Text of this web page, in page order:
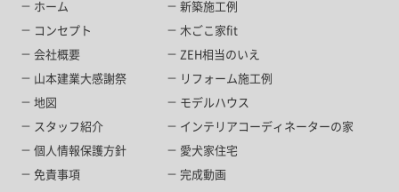
ホーム
コンセプト
会社概要
山本建業大感謝祭
地図
スタッフ紹介
個人情報保護方針
免責事項
新築施工例
木ごこ家fit
ZEH相当のいえ
リフォーム施工例
モデルハウス
インテリアコーディネーターの家
愛犬家住宅
完成動画